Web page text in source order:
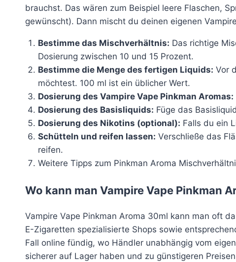
brauchst. Das wären zum Beispiel leere Flaschen,
gewünscht). Dann mischt du deinen eigenen
Bestimme das Mischverhältnis: Das richtige
Dosierung zwischen 10 und 15 Prozent.
Bestimme die Menge des fertigen Liquids: Vor
möchtest. 100 ml ist ein üblicher Wert.
Dosierung des Vampire Vape Pinkman Aromas:
Dosierung des Basisliquids: Füge das
Dosierung des Nikotins (optional): Falls du ein
Schütteln und reifen lassen: Verschließe das
reifen.
Weitere Tipps zum Pinkman Aroma
Wo kann man Vampire Vape Pinkman
Vampire Vape Pinkman Aroma 30ml kann man oft
E-Zigaretten spezialisierte Shops sowie
Fall online fündig, wo Händler unabhängig vom
sicherer auf Lager haben und zu günstigeren